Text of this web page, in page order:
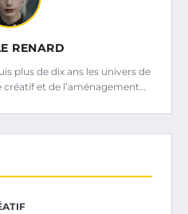
RENARD
plus de dix ans les univers de
et de l’aménagement…